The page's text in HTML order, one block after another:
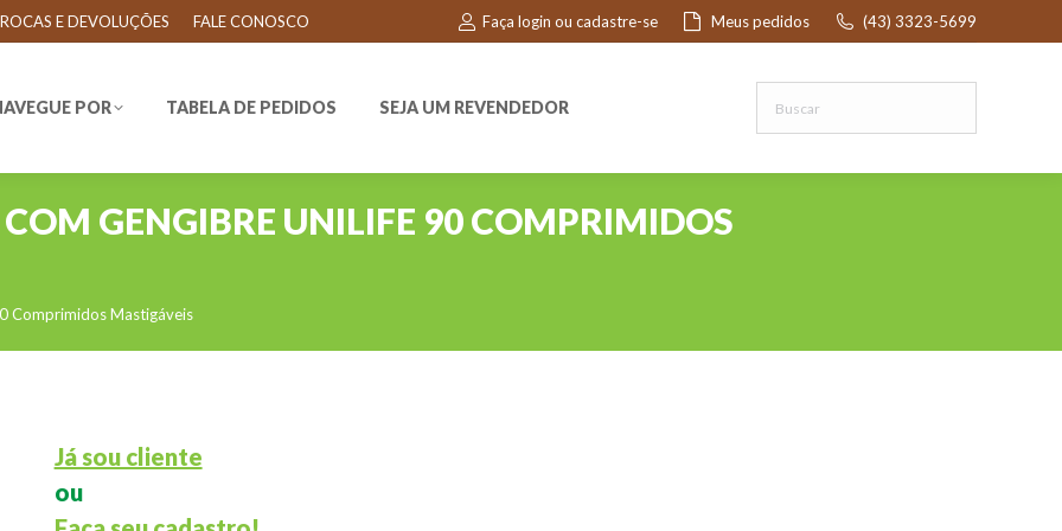
E DEVOLUÇÕES FALE CONOSCO Faça login ou cadastre-se Meus pedidos (43) 3323-5699
POR TABELA DE PEDIDOS SEJA UM REVENDEDOR
GENGIBRE UNILIFE 90 COMPRIMIDOS
Comprimidos Mastigáveis
Já sou cliente
ou
POR TABELA DE PEDIDOS SEJA UM REVENDEDOR